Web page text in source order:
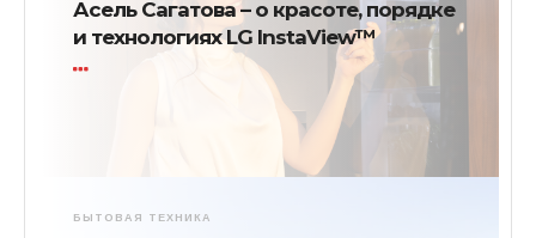
Асель Сагатова – о красоте, порядке
и технологиях LG InstaView™
БЫТОВАЯ ТЕХНИКА